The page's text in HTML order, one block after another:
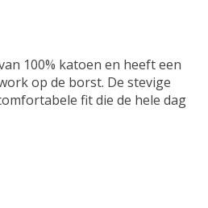
100% katoen en heeft een
op de borst. De stevige
fit die de hele dag
is